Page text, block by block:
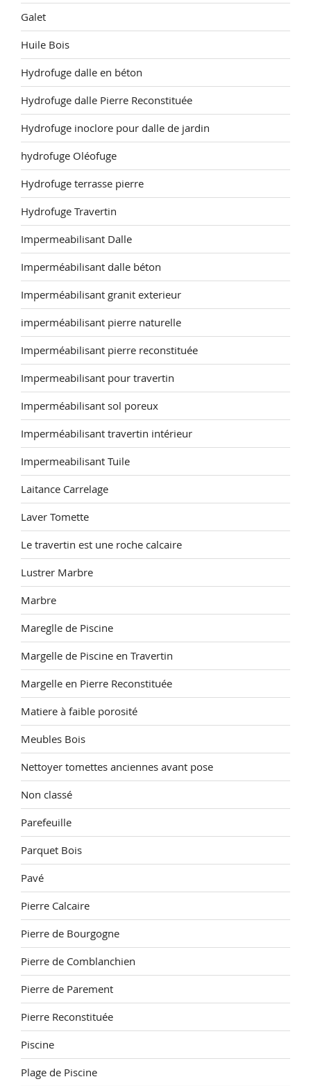
Galet
Huile Bois
Hydrofuge dalle en béton
Hydrofuge dalle Pierre Reconstituée
Hydrofuge inoclore pour dalle de jardin
hydrofuge Oléofuge
Hydrofuge terrasse pierre
Hydrofuge Travertin
Impermeabilisant Dalle
Imperméabilisant dalle béton
Imperméabilisant granit exterieur
imperméabilisant pierre naturelle
Imperméabilisant pierre reconstituée
Impermeabilisant pour travertin
Imperméabilisant sol poreux
Imperméabilisant travertin intérieur
Impermeabilisant Tuile
Laitance Carrelage
Laver Tomette
Le travertin est une roche calcaire
Lustrer Marbre
Marbre
Mareglle de Piscine
Margelle de Piscine en Travertin
Margelle en Pierre Reconstituée
Matiere à faible porosité
Meubles Bois
Nettoyer tomettes anciennes avant pose
Non classé
Parefeuille
Parquet Bois
Pavé
Pierre Calcaire
Pierre de Bourgogne
Pierre de Comblanchien
Pierre de Parement
Pierre Reconstituée
Piscine
Plage de Piscine